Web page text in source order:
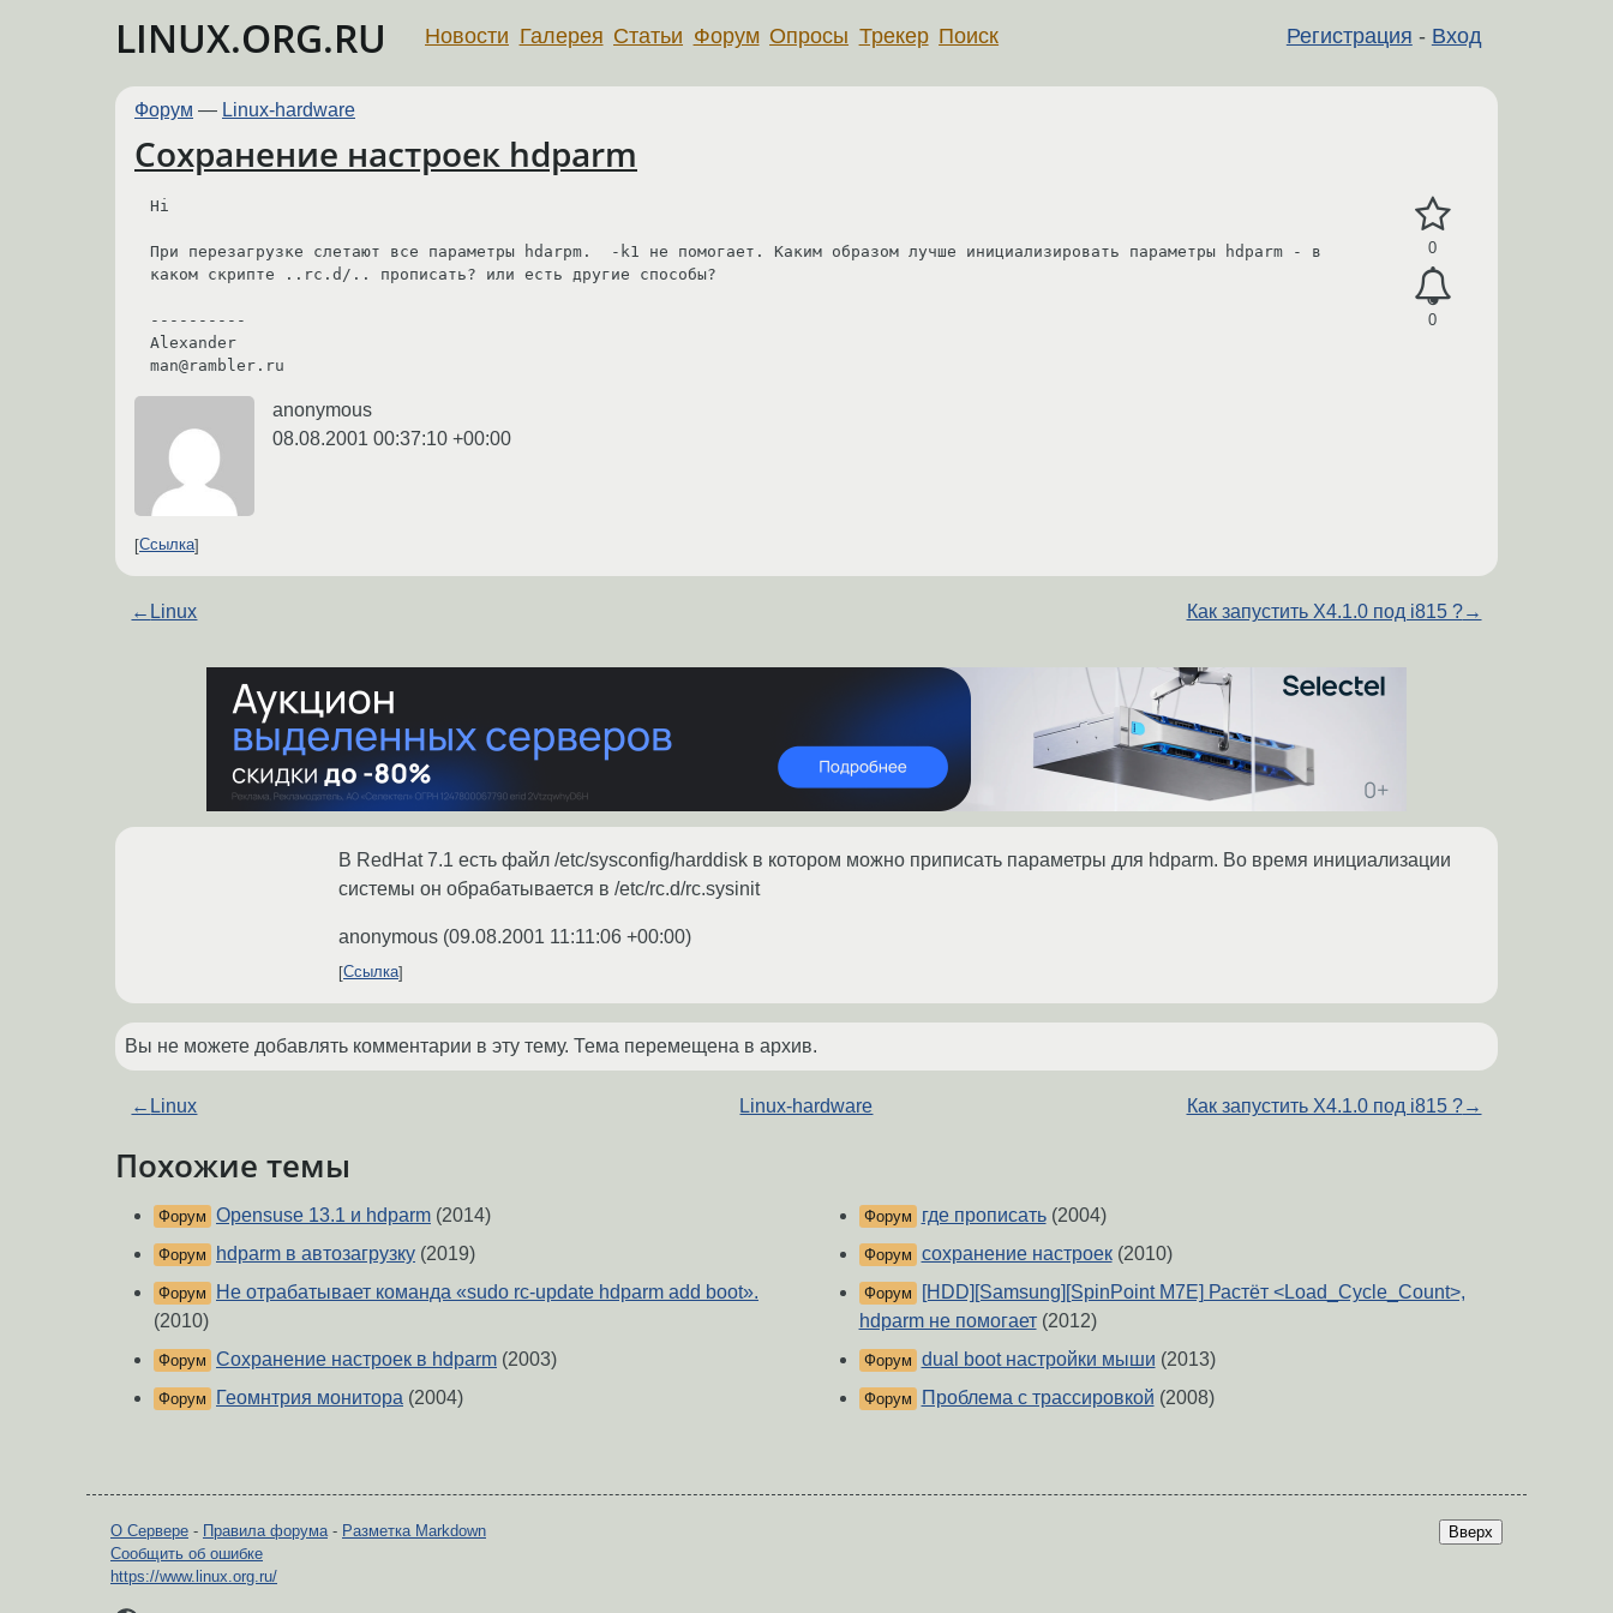
LINUX.ORG.RU Регистрация - Вход
Новости Галерея Статьи Форум Опросы Трекер Поиск
Форум — Linux-hardware
Сохранение настроек hdparm
0
0
Hi
При перезагрузке слетают все параметры hdarpm.  -k1 не помогает. Каким образом лучше инициализировать параметры hdparm - в
каком скрипте ..rc.d/.. прописать? или есть другие способы?
----------
Alexander
man@rambler.ru
anonymous
08.08.2001 00:37:10 +00:00
Ссылка
← Linux Как запустить Х4.1.0 под i815 ?→
В RedHat 7.1 есть файл /etc/sysconfig/harddisk в котором можно приписать параметры для hdparm. Во время инициализации
системы он обрабатывается в /etc/rc.d/rc.sysinit
anonymous (09.08.2001 11:11:06 +00:00)
Ссылка
Вы не можете добавлять комментарии в эту тему. Тема перемещена в архив.
← Linux Linux-hardware Как запустить Х4.1.0 под i815 ?→
Похожие темы
Форум Opensuse 13.1 и hdparm (2014)
Форум hdparm в автозагрузку (2019)
Форум
Не отрабатывает команда «sudo rc-update hdparm add boot».
(2010)
Форум Сохранение настроек в hdparm (2003)
Форум Геомнтрия монитора (2004)
Форум где прописать(2004)
Форум сохранение настроек(2010)
Форум
[HDD][Samsung][SpinPoint M7E] Растёт <Load_Cycle_Count>,
hdparm не помогает(2012)
Форум dual boot настройки мыши (2013)
Форум Проблема с трассировкой (2008)
Вверх
О Сервере - Правила форума- Разметка Markdown
Сообщить об ошибке
https://www.linux.org.ru/